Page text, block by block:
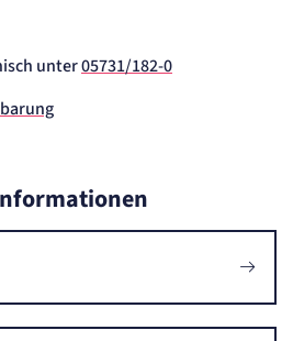
unter05731/182-0